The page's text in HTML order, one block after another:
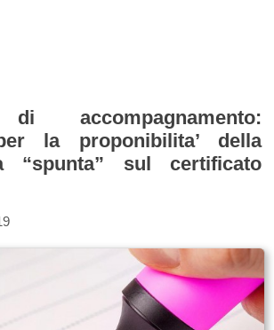
di accompagnamento:
la proponibilita’ della
“spunta” sul certificato